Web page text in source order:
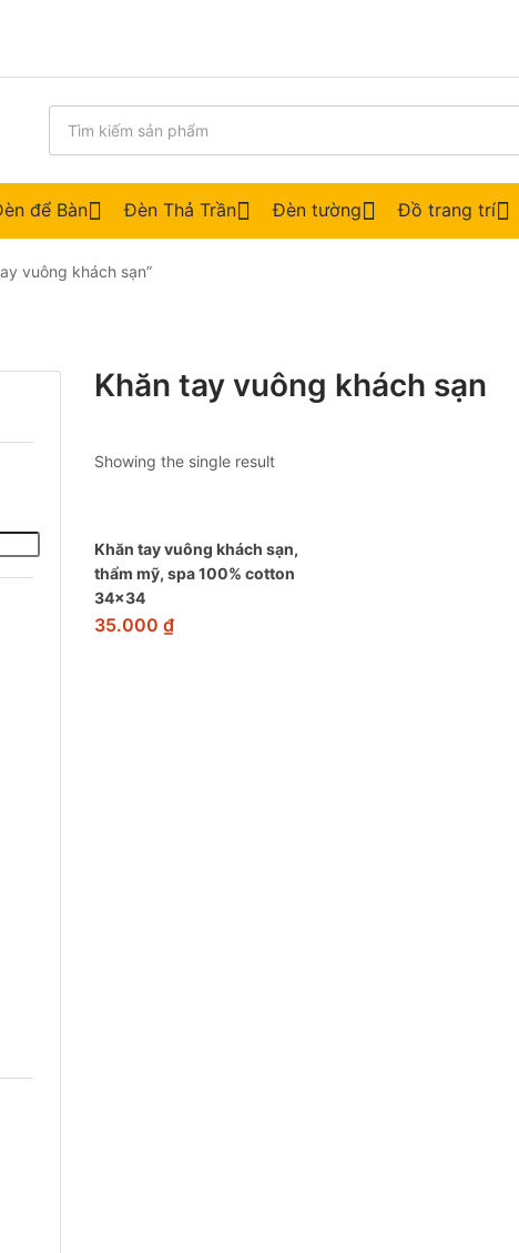
để Bàn Đèn Thả Trần Đèn tường Đồ trang trí
vuông khách sạn”
Khăn tay vuông khách sạn
Showing the single result
Khăn tay vuông khách sạn,
thẩm mỹ, spa 100% cotton
34×34
35.000 ₫